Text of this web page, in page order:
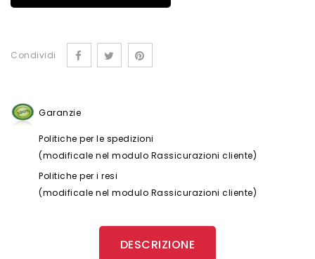
Condividi
Garanzie
Politiche per le spedizioni
(modificale nel modulo Rassicurazioni cliente)
Politiche per i resi
(modificale nel modulo Rassicurazioni cliente)
DESCRIZIONE